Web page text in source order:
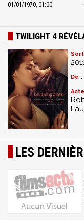
01/01/1970, 01:00
TWILIGHT 4
De
LES